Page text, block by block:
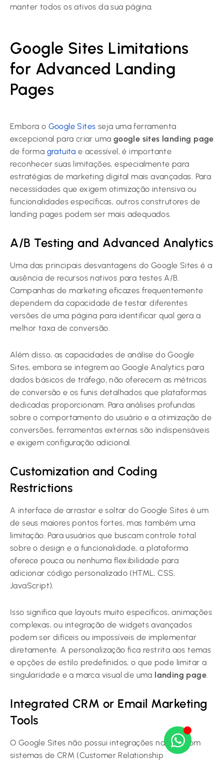
manter todos os ativos da sua página.
Google Sites Limitations
for Advanced Landing
Pages
Embora o Google Sites seja uma ferramenta
excepcional para criar uma google sites landing page
de forma gratuita e acessível, é importante
reconhecer suas limitações, especialmente para
estratégias de marketing digital mais avançadas. Para
necessidades que exigem otimização intensiva ou
funcionalidades específicas, outros construtores de
landing pages podem ser mais adequados.
A/B Testing and Advanced Analytics
Uma das principais desvantagens do Google Sites é a
ausência de recursos nativos para testes A/B.
Campanhas de marketing eficazes frequentemente
dependem da capacidade de testar diferentes
versões de uma página para identificar qual gera a
melhor taxa de conversão.
Além disso, as capacidades de análise do Google
Sites, embora se integrem ao Google Analytics para
dados básicos de tráfego, não oferecem as métricas
de conversão e os funis detalhados que plataformas
dedicadas proporcionam. Para análises profundas
sobre o comportamento do usuário e a otimização de
conversões, ferramentas externas são indispensáveis
e exigem configuração adicional.
Customization and Coding
Restrictions
A interface de arrastar e soltar do Google Sites é um
de seus maiores pontos fortes, mas também uma
limitação. Para usuários que buscam controle total
sobre o design e a funcionalidade, a plataforma
oferece pouca ou nenhuma flexibilidade para
adicionar código personalizado (HTML, CSS,
JavaScript).
Isso significa que layouts muito específicos, animações
complexas, ou integração de widgets avançados
podem ser difíceis ou impossíveis de implementar
diretamente. A personalização fica restrita aos temas
e opções de estilo predefinidos, o que pode limitar a
singularidade e a marca visual de uma landing page.
Integrated CRM or Email Marketing
Tools
O Google Sites não possui integrações nativas com
sistemas de CRM (Customer Relationship